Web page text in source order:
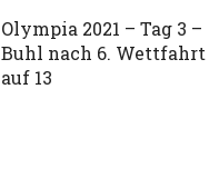
Olympia 2021 – Tag 3 –
Buhl nach 6. Wettfahrt
auf 13